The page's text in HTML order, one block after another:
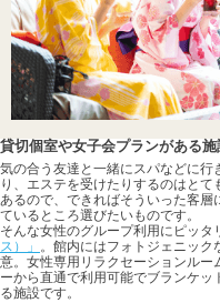
貸切個室や女子会プランがある施
気の合う友達と一緒にスパなどに
り、エステを受けたりするのはと
あるので、できればそういった客
ているところ選びたいものです。
そんな女性のグループ利用にピッタ
ス）」 。館内にはフォトジェニック
意。女性専用リラクセーションルー
ーから直通で利用可能でブランケ
る施設です。